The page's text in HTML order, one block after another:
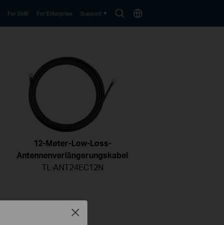
SearchChoose
For SMB For Enterprise Support
12-Meter-Low-Loss-
Antennenverlängerungskabel
TL-ANT24EC12N
Close